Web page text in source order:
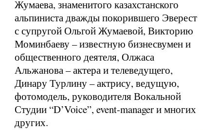
Жумаева, знаменитого казахстанского
альпиниста дважды покорившего Эверест
с супругой Ольгой Жумаевой, Викторию
Моминбаеву – известную бизнесвумен и
общественного деятеля, Олжаса
Альжанова – актера и телеведущего,
Динару Турлину – актрису, ведущую,
фотомодель, руководителя Вокальной
Студии “D’Voice”, event-manager и многих
других.